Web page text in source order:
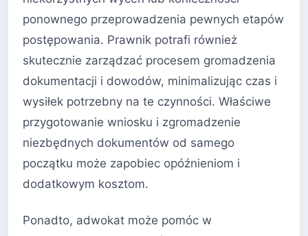
ponownego przeprowadzenia pewnych etapów
postępowania. Prawnik potrafi również
skutecznie zarządzać procesem gromadzenia
dokumentacji i dowodów, minimalizując czas i
wysiłek potrzebny na te czynności. Właściwe
przygotowanie wniosku i zgromadzenie
niezbędnych dokumentów od samego
początku może zapobiec opóźnieniom i
dodatkowym kosztom.
Ponadto, adwokat może pomóc w